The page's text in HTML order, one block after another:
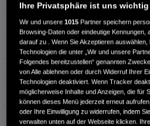
Türen 5
Leistung 79
Hubraum
Erstzulassung
Bauart SUV
Ihre Privatsphäre ist uns wichtig
Wir und unsere1015 Partner speichern
Browsing-Daten oder eindeutige Kennungen,
darauf zu . Wenn Sie Akzeptieren
Technologien die unter „Wir und unsere
Folgendes bereitzustellen“ genannten
von Alle ablehnen oder durch Widerruf Ihrer
Technologien deaktiviert. Wenn Tracker
möglicherweise Inhalte und Anzeigen, die für
können dieses Menü jederzeit erneut
oder Ihre Einwilligung zu widerrufen, indem
verwalten unten auf der Webseite klicken.